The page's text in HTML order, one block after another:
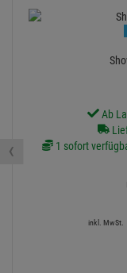
Ab
1 sofort
inkl. MwSt.
‹